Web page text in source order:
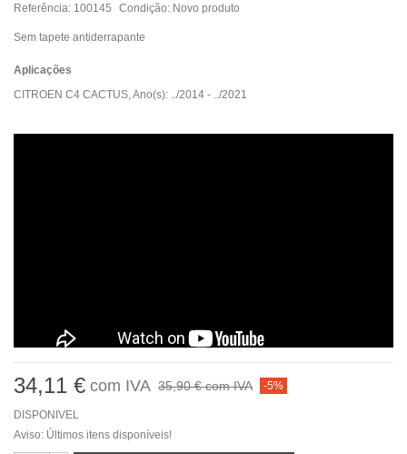
Referência: 100145 Condição: Novo produto
Sem tapete antiderrapante
Aplicações
CITROEN C4 CACTUS, Ano(s): ../2014 - ../2021
34,11 € com IVA 35,90 €com IVA -5%
DISPONIVEL
Aviso: Últimos itens disponíveis!